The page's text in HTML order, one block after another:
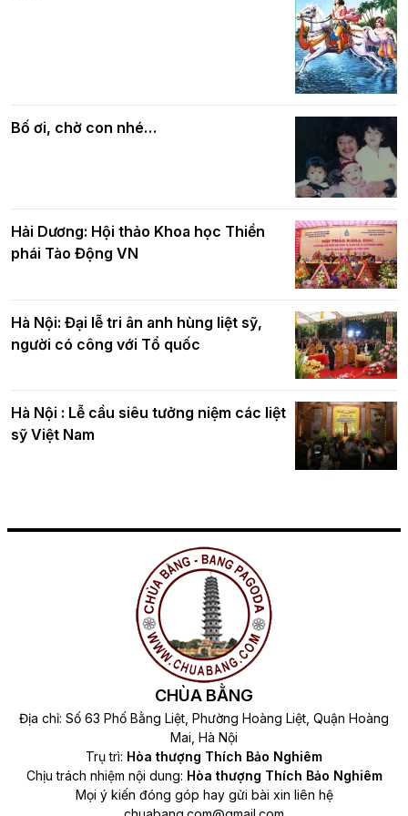
nhân mùa Phật đản PL.2570
Phật giáo chính tín Phần 7: Luật nhân
quả
Bố ơi, chờ con nhé…
Hải Dương: Hội thảo Khoa học Thiền
phái Tào Động VN
Hà Nội: Đại lễ tri ân anh hùng liệt sỹ,
người có công với Tổ quốc
Hà Nội : Lễ cầu siêu tưởng niệm các liệt
sỹ Việt Nam
CHÙA BẰNG
Địa chỉ: Số 63 Phố Bằng Liệt, Phường Hoàng Liệt, Quận Hoàng
Mai, Hà Nội
Trụ trì: Hòa thượng Thích Bảo Nghiêm
Chịu trách nhiệm nội dung: Hòa thượng Thích Bảo Nghiêm
Mọi ý kiến đóng góp hay gửi bài xin liên hệ